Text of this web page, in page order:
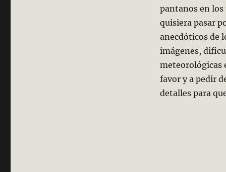
pantanos en
quisiera pasar
anecdóticos de
imágenes,
meteorológicas
favor y a pedir
detalles para